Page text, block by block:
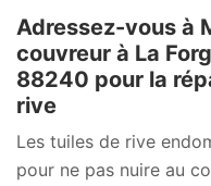
Adressez-vous à
couvreur à La
88240 pour la
rive
Les tuiles de rive
pour ne pas nuire au